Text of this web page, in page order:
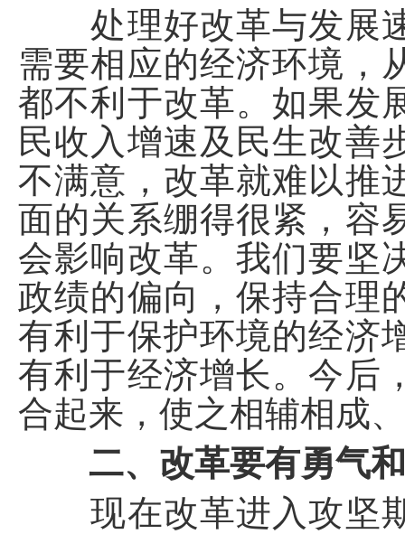
处理好改革与发展速
需要相应的经济环境，
都不利于改革。如果发
民收入增速及民生改善
不满意，改革就难以推
面的关系绷得很紧，容
会影响改革。我们要坚
政绩的偏向，保持合理
有利于保护环境的经济
有利于经济增长。今后
合起来，使之相辅相成
二、改革要有勇气
现在改革进入攻坚期